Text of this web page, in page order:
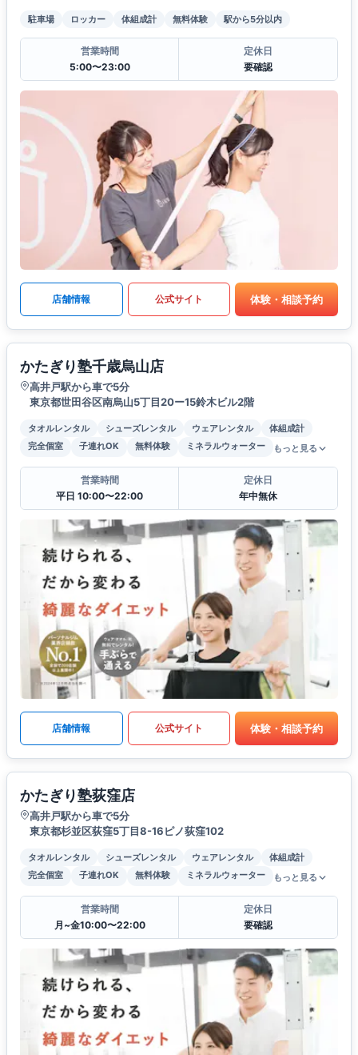
駐車場 ロッカー 体組成計 無料体験 駅から5分以内
営業時間
5:00〜23:00
定休日
要確認
店舗情報 公式サイト 体験・相談予約
かたぎり塾千歳烏山店
高井戸駅から車で5分
東京都世田谷区南烏山5丁目20ー15鈴木ビル2階
タオルレンタル シューズレンタル ウェアレンタル
体組成計
完全個室
子連れOK 無料体験 ミネラルウォーター もっと見る
営業時間
平日 10:00〜22:00
定休日
年中無休
店舗情報 公式サイト 体験・相談予約
かたぎり塾荻窪店
高井戸駅から車で5分
東京都杉並区荻窪5丁目8-16ピノ荻窪102
タオルレンタル シューズレンタル ウェアレンタル
体組成計
完全個室
子連れOK 無料体験 ミネラルウォーター もっと見る
営業時間
月~金10:00〜22:00
定休日
要確認